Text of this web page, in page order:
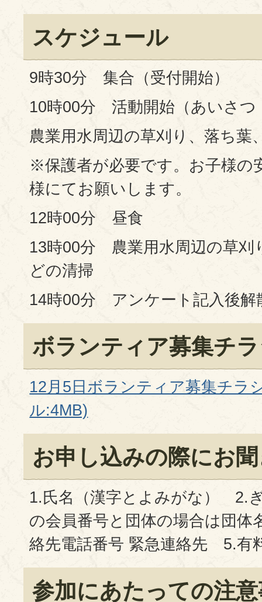
スケジュール
9時30分 集合（受付開始）
10時00分 活動開始（あいさつ
農業用水周辺の草刈り、落ち葉
※保護者が必要です。お子様の
様にてお願いします。
12時00分 昼食
13時00分 農業用水周辺の草刈
どの清掃
14時00分 アンケート記入後解
ボランティア募集チ
12月5日ボランティア募集チラ
ル:4MB)
お申し込みの際にお
1.氏名（漢字とよみがな） 2.
の会員番号と団体の場合は
絡先電話番号 緊急連絡先 5.有
参加にあたっての注